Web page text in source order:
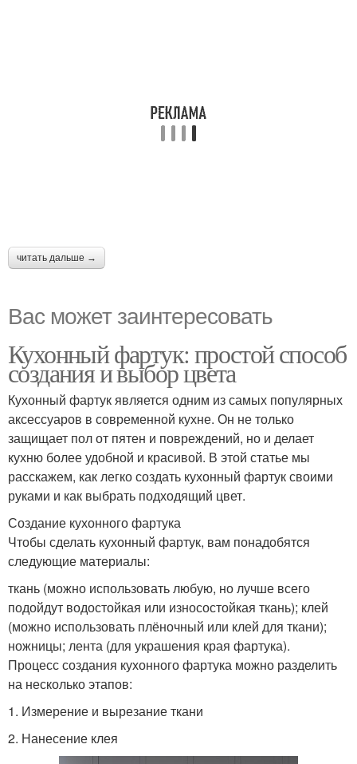
читать дальше →
Вас может заинтересовать
Кухонный фартук: простой способ
создания и выбор цвета
Кухонный фартук является одним из самых популярных
аксессуаров в современной кухне. Он не только
защищает пол от пятен и повреждений, но и делает
кухню более удобной и красивой. В этой статье мы
расскажем, как легко создать кухонный фартук своими
руками и как выбрать подходящий цвет.
Создание кухонного фартука
Чтобы сделать кухонный фартук, вам понадобятся
следующие материалы:
ткань (можно использовать любую, но лучше всего
подойдут водостойкая или износостойкая ткань); клей
(можно использовать плёночный или клей для ткани);
ножницы; лента (для украшения края фартука).
Процесс создания кухонного фартука можно разделить
на несколько этапов:
1. Измерение и вырезание ткани
2. Нанесение клея